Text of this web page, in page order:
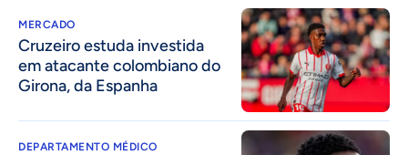
MERCADO
Cruzeiro estuda investida
em atacante colombiano do
Girona, da Espanha
DEPARTAMENTO MÉDICO